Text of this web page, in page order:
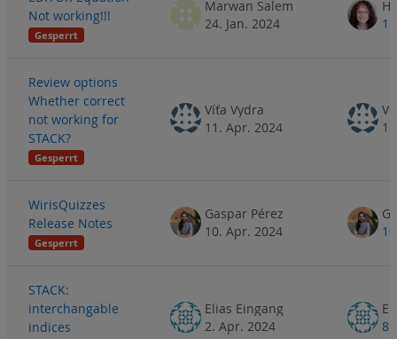
Not working!!!
Gesperrt
Marwan Salem
24. Jan. 2024
Review options
Whether correct
not working for
STACK?
Gesperrt
Víťa Vydra
11. Apr. 2024
WirisQuizzes
Release Notes
Gesperrt
Gaspar Pérez
10. Apr. 2024
STACK:
interchangable
indices
Elias Eingang
2. Apr. 2024
8.